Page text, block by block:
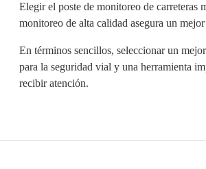
Elegir el poste de monitoreo de carreteras
monitoreo de alta calidad asegura un
En términos sencillos, seleccionar un
para la seguridad vial y una herramienta
recibir atención.